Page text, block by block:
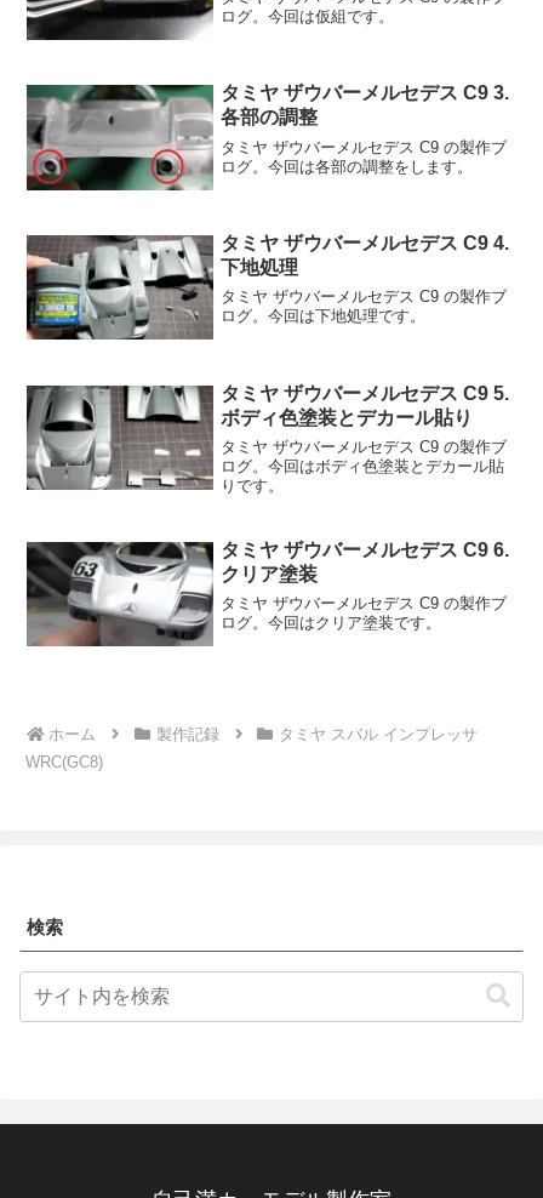
ログ。今回は仮組です。
タミヤ ザウバーメルセデス C9 3.
各部の調整
タミヤ ザウバーメルセデス C9 の製作ブ
ログ。今回は各部の調整をします。
タミヤ ザウバーメルセデス C9 4.
下地処理
タミヤ ザウバーメルセデス C9 の製作ブ
ログ。今回は下地処理です。
タミヤ ザウバーメルセデス C9 5.
ボディ色塗装とデカール貼り
タミヤ ザウバーメルセデス C9 の製作ブ
ログ。今回はボディ色塗装とデカール貼
りです。
タミヤ ザウバーメルセデス C9 6.
クリア塗装
タミヤ ザウバーメルセデス C9 の製作ブ
ログ。今回はクリア塗装です。
ホーム 製作記録
タミヤ スバル インプレッサ
WRC(GC8)
検索